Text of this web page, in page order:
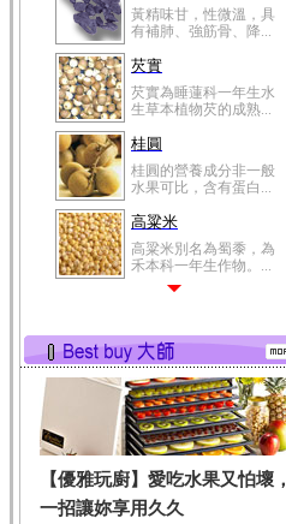
黃精味甘，性微溫，具
有補肺、強筋骨、降...
芡實
芡實為睡蓮科一年生水
生草本植物芡的成熟...
桂圓
桂圓的營養成分非一般
水果可比，含有蛋白...
高粱米
高粱米別名為蜀黍，為
禾本科一年生作物。...
有蛋白質、脂肪、磷...
鮪魚
鮪魚肚肉中的不飽和脂
肪酸內富含EPA和DH...
韭菜
韭菜所含的膳食纖維能
幫助消化與通便；揮...
【優雅玩廚】愛吃水果又怕壞，
一招讓妳享用久久